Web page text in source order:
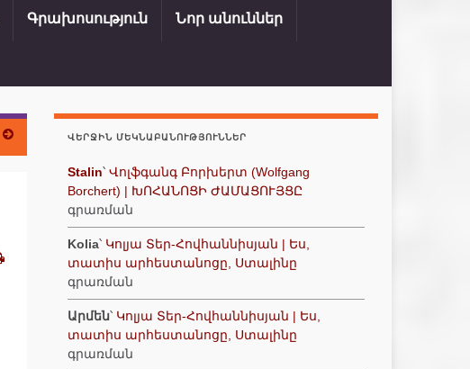
Գրախոսություն Նոր անուններ
ՎԵՐՋԻՆ ՄԵԿՆԱԲԱՆՈՒԹՅՈՒՆՆԵՐ
Stalin՝ Վոլֆգանգ Բորխերտ (Wolfgang
Borchert) | ԽՈՀԱՆՈՑԻ ԺԱՄԱՑՈՒՅՑԸ
գրառման
Kolia՝ Կոլյա Տեր-Հովհաննիսյան | Ես,
տատիս արհեստանոցը, Ստալինը
գրառման
Արմեն՝ Կոլյա Տեր-Հովհաննիսյան | Ես,
տատիս արհեստանոցը, Ստալինը
գրառման